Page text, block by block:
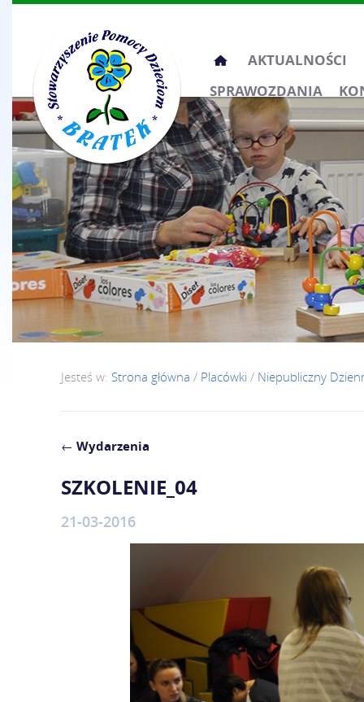
Przeskocz
do
treści
AKTUALNOŚCI
SPRAWOZDANIA
Jesteś w: Strona główna / Placówki / Niepubliczny
← Wydarzenia
SZKOLENIE_04
21-03-2016